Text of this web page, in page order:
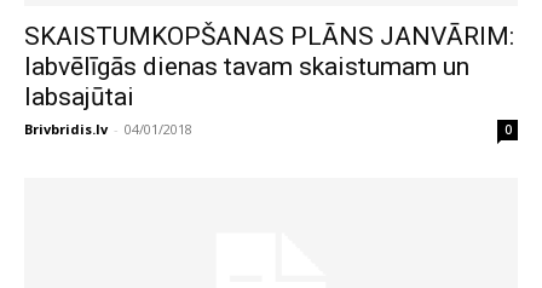
SKAISTUMKOPŠANAS PLĀNS JANVĀRIM:
labvēlīgās dienas tavam skaistumam un
labsajūtai
Brivbridis.lv - 04/01/2018 0